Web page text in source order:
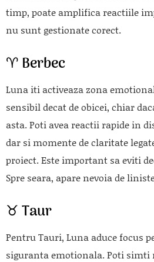
timp, poate amplifica reactiile
nu sunt gestionate corect.
♈ Berbec
Luna iti activeaza zona
sensibil decat de obicei, chiar
asta. Poti avea reactii rapide in
dar si momente de claritate
proiect. Este important sa eviti
Spre seara, apare nevoia de
♉ Taur
Pentru Tauri, Luna aduce focus
siguranta emotionala. Poti simti